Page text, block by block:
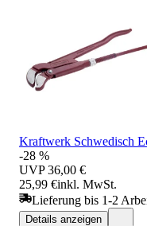
Kraftwerk Schwedisch
-28 %
UVP 36,00 €
25,99 €inkl. MwSt.
Lieferung bis 1-2
Details anzeigen